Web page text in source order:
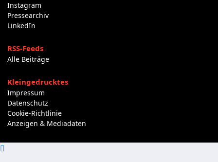
Instagram
Pressearchiv
LinkedIn
RSS-Feeds
Alle Beiträge
Kleingedrucktes
Impressum
Datenschutz
Cookie-Richtlinie
Anzeigen & Mediadaten